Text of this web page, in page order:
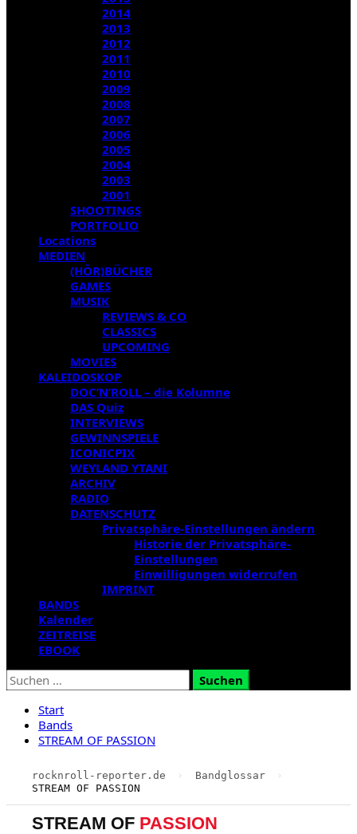
2014
2013
2012
2011
2010
2009
2008
2007
2006
2005
2004
2003
2001
SHOOTINGS
PORTFOLIO
Locations
MEDIEN
(HÖR)BÜCHER
GAMES
MUSIK
REVIEWS & CO
CLASSICS
UPCOMING
MOVIES
KALEIDOSKOP
DOC’N’ROLL – die Kolumne
DAS Quiz
INTERVIEWS
GEWINNSPIELE
ICONICPIX
WEYLAND YTANI
ARCHIV
RADIO
DATENSCHUTZ
Privatsphäre-Einstellungen ändern
Historie der Privatsphäre-
Einstellungen
Einwilligungen widerrufen
IMPRINT
BANDS
Kalender
ZEITREISE
EBOOK
Suchen
nach:
Start
Bands
STREAM OF PASSION
rocknroll-reporter.de › Bandglossar
›
STREAM OF PASSION
STREAM OF PASSION